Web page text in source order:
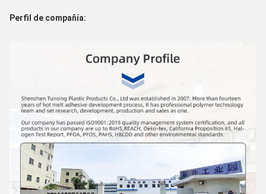
Perfil de compañía: